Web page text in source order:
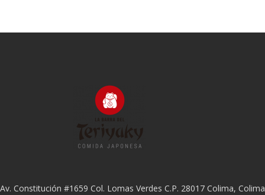
Av. Constitución #1659 Col. Lomas Verdes C.P. 28017 Colima, Colima